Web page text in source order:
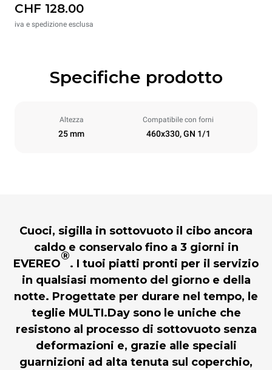
CHF 128.00
iva e spedizione esclusa
Specifiche prodotto
Altezza
25 mm
Compatibile con forni
460x330, GN 1/1
Cuoci, sigilla in sottovuoto il cibo ancora
caldo e conservalo fino a 3 giorni in
EVEREO
®
. I tuoi piatti pronti per il servizio
in qualsiasi momento del giorno e della
notte. Progettate per durare nel tempo, le
teglie MULTI.Day sono le uniche che
resistono al processo di sotto vuoto senza
deformazioni e, grazie alle speciali
guarnizioni ad alta tenuta sul coperchio,